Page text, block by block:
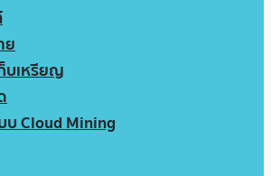
ย
บเหรียญ
บ Cloud Mining